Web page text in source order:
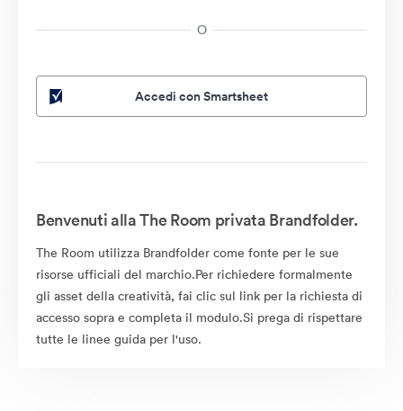
O
Accedi con Smartsheet
Benvenuti alla The Room privata Brandfolder.
The Room utilizza Brandfolder come fonte per le sue
risorse ufficiali del marchio.Per richiedere formalmente
gli asset della creatività, fai clic sul link per la richiesta di
accesso sopra e completa il modulo.Si prega di rispettare
tutte le linee guida per l'uso.